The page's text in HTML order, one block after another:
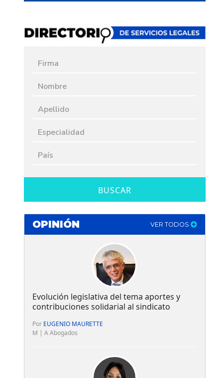
BUSCAR
OPINIÓN VER TODOS
Evolución legislativa del tema aportes y
contribuciones solidarial al sindicato
Por EUGENIO MAURETTE
M | A Abogados